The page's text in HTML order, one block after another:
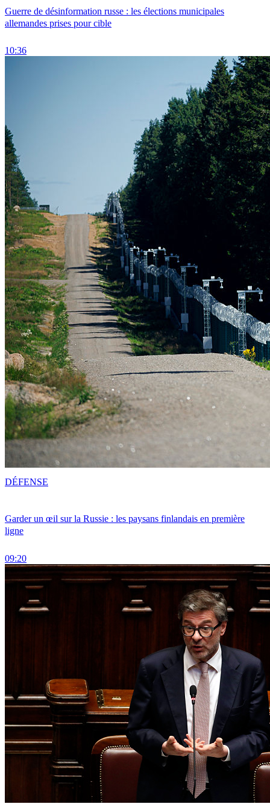
Guerre de désinformation russe : les élections municipales
allemandes prises pour cible
10:36
Garder un œil sur la Russie : les paysans finlandais en première
ligne
09:20
DÉFENSE